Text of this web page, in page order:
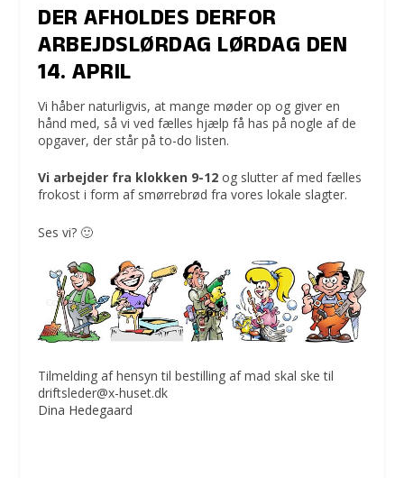
DER AFHOLDES DERFOR
ARBEJDSLØRDAG LØRDAG DEN
14. APRIL
Vi håber naturligvis, at mange møder op og giver en
hånd med, så vi ved fælles hjælp få has på nogle af de
opgaver, der står på to-do listen.
Vi arbejder fra klokken 9-12 og slutter af med fælles
frokost i form af smørrebrød fra vores lokale slagter.
Ses vi? 🙂
Tilmelding af hensyn til bestilling af mad skal ske til
driftsleder@x-huset.dk
Dina Hedegaard